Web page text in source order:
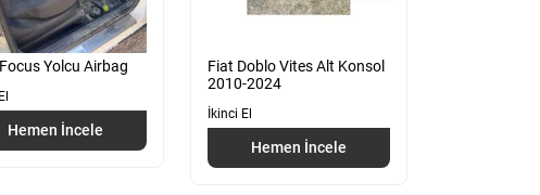
Yolcu Airbag
Hemen İncele
Fiat Doblo Vites Alt Konsol
2010-2024
İkinci El
Hemen İncele